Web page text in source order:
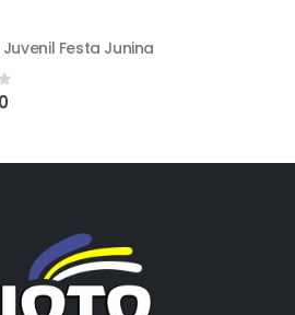
Festa Junina
5